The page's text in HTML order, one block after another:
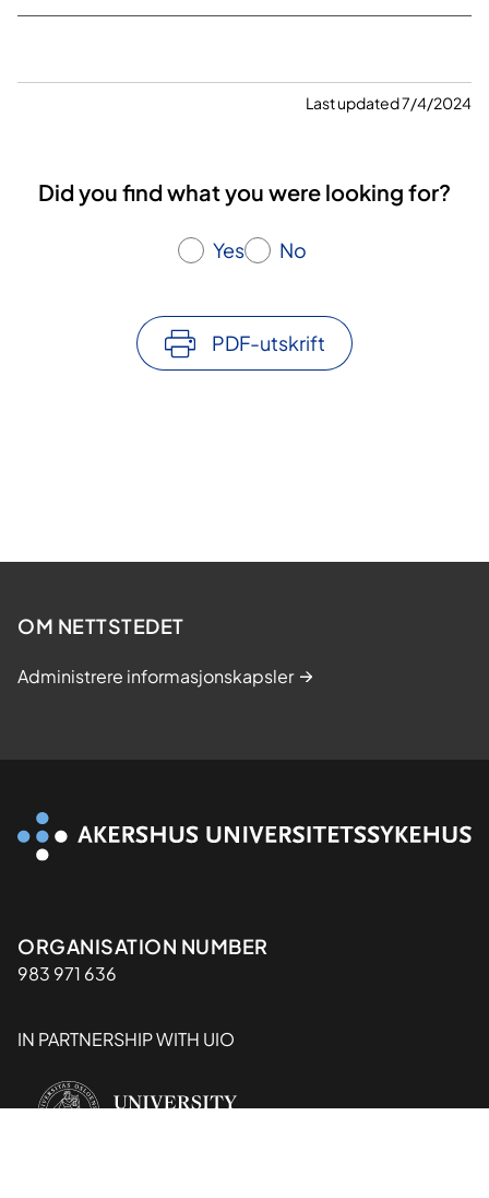
Last updated 7/4/2024
Did you find what you were looking for?
Yes No
PDF-utskrift
OM NETTSTEDET
Administrere informasjonskapsler
Organisasjon
ORGANISATION NUMBER
983 971 636
IN PARTNERSHIP WITH UIO